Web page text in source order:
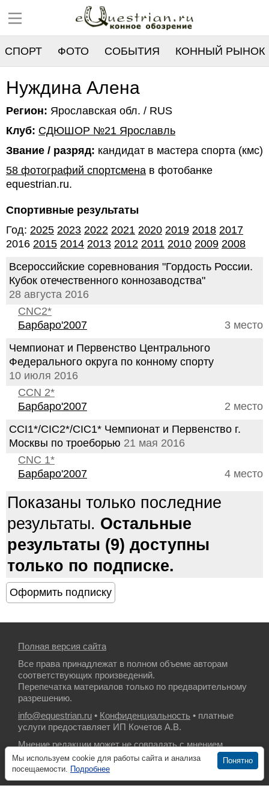
СПОРТ ФОТО СОБЫТИЯ КОННЫЙ РЫНОК
РЕЕСТР
Нуждина Алена
Регион: Ярославская обл. / RUS
Клуб: СДЮШОР №21 Ярославль
Звание / разряд: кандидат в мастера спорта (кмс)
58 фотографий спортсмена в фотобанке
equestrian.ru.
Спортивные результаты
Год: 2025 2023 2022 2021 2020 2019 2018 2017
2016 2015 2014 2013 2012 2011 2010 2009 2008
Всероссийские соревнования "Гордость России.
Кубок отечественного коннозаводства"
28 августа 2016
CNC2*
3 место
Барбаро'2007
Чемпионат и Первенство Центрального
Федерального округа по конному спорту
10 июля 2016
CCN 2*
2 место
Барбаро'2007
CCI1*/CIC2*/CIC1* Чемпионат и Первенство г.
Москвы по троеборью 21 мая 2016
CNC 1*
4 место
Барбаро'2007
Показаны только последние
результаты. Остальные
результаты (9) доступны
только по подписке.
Полная версия сайта
Все права принадлежат в полном объеме авторам
соответствующих произведений.
Перепечатка материалов только по предварительному
разрешению.
info@equestrian.ru • Конфиденциальность • платные
услуги предоставляет ИП Кочетов А.В.
Мнение редакции может не совпадать с мнением
авторов.
Понятно
Мы используем cookie для работы сайта и анализа
посещаемости. Подробнее